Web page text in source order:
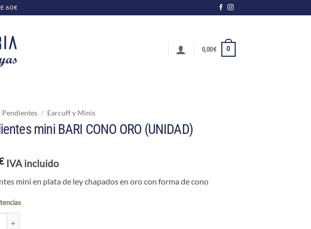
60€
0,00€ 0
Pendientes / Earcuff y Minis
mini BARI CONO ORO (UNIDAD)
IVA incluido
mini en plata de ley chapados en oro con forma de cono